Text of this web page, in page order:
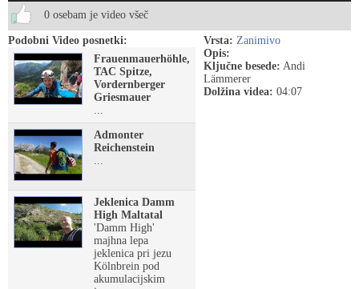
0 osebam je video všeč
Podobni Video posnetki:
Frauenmauerhöhle,
TAC Spitze,
Vordernberger
Griesmauer
...
Admonter
Reichenstein
...
Jeklenica Damm
High Maltatal
'Damm High'
majhna lepa
jeklenica pri jezu
Kölnbrein pod
akumulacijskim
Vrsta: Zanimivo
Opis:
Ključne besede: Andi
Lämmerer
Dolžina videa: 04:07